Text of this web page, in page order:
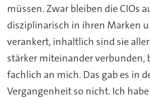
müssen. Zwar bleiben die CIOs
disziplinarisch in ihren Marken
verankert, inhaltlich sind sie
stärker miteinander verbunden,
fachlich an mich. Das gab es in
Vergangenheit so nicht. Ich